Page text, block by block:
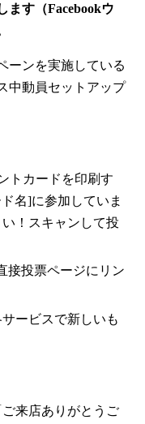
ます（Facebookウ
ーンを実施している
中動員セットアップ
トカードを印刷す
名]に参加していま
！スキャンして投
接投票ページにリン
ービスで新しいも
来店ありがとうご